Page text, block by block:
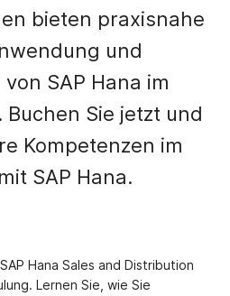
bieten praxisnahe
und
SAP Hana im
Sie jetzt und
Kompetenzen im
SAP Hana.
Hana Sales and Distribution
Lernen Sie, wie Sie